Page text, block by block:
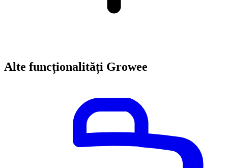
Alte funcționalități Growee